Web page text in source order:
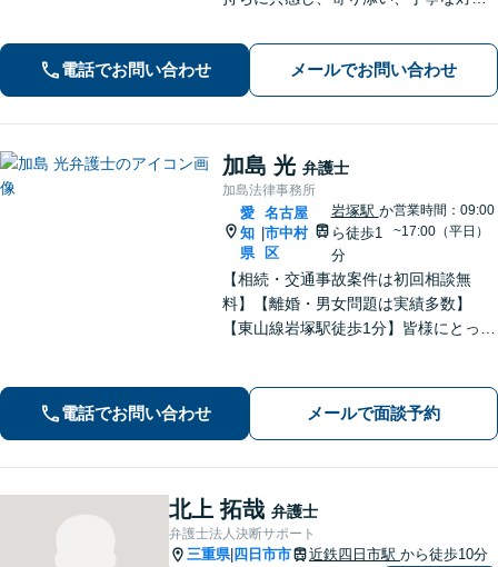
相続／刑事事件など、幅広く対応【地
域に根ざした弁護士】お気軽にお問い
合わせください。
電話でお問い合わせ メールでお問い合わせ
加島 光 弁護士
加島法律事務所
愛
知
県
名古屋
市中村
区
岩塚駅 か
ら徒歩1
分
営業時間：09:00
~17:00（平日）
【相続・交通事故案件は初回相談無
料】【離婚・男女問題は実績多数】
【東山線岩塚駅徒歩1分】皆様にとって
電話でお問い合わせ メールで面談予約
北上 拓哉 弁護士
弁護士法人決断サポート
三重県| 四日市市 近鉄四日市駅 から徒歩10分